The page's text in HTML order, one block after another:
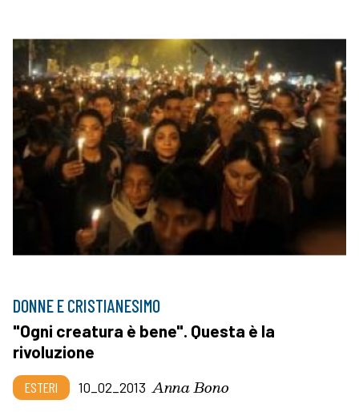
DONNE E CRISTIANESIMO
"Ogni creatura è bene". Questa è la
rivoluzione
ESTERI 10_02_2013 Anna Bono